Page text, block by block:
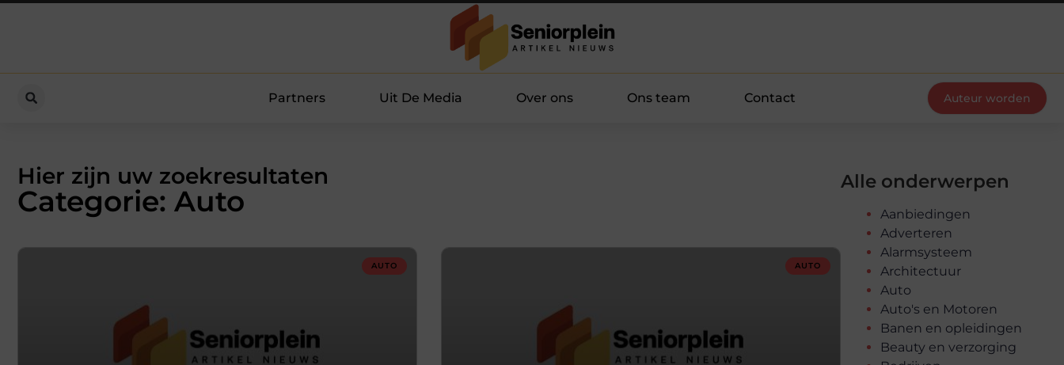
Partners Uit De Media Over ons Ons team Contact Auteur worden
Hier zijn uw zoekresultaten
Categorie: Auto
AUTO AUTO
Alle onderwerpen
Aanbiedingen
Adverteren
Alarmsysteem
Architectuur
Auto
Auto's en Motoren
Banen en opleidingen
Beauty en verzorging